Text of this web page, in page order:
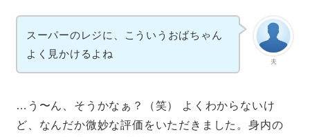
夫
スーパーのレジに、こういうおばちゃん
よく見かけるよね
…う〜ん、そうかなぁ？（笑） よくわからないけ
ど、なんだか微妙な評価をいただきました。身内の